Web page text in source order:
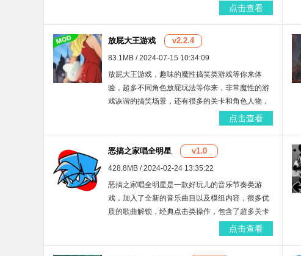
有着超多游戏道具可以免费使用，自由寻找线索解
点击查看
放屁大王游戏 v2.2.4
83.1MB / 2024-07-15 10:34:09
放屁大王游戏，趣味的魔性搞笑类游戏等你来体
验，超多不同角色放屁玩法等你来，非常魔性的游
戏诙谐的搞笑场景，还有很多的关卡和角色人物，
通过不同的方法，非常的恶搞有趣，让别人听不见
点击查看
恶搞之家唱全明星 v1.0
428.8MB / 2024-02-24 13:35:22
恶搞之家唱全明星是一款好玩儿的音乐节奏类游
戏，加入了全新的音乐曲目以及模组内容，很多优
质的歌曲解锁，经典点击类操作，包含了超多关卡
等你来挑战，恶搞的游戏剧情内容，有兴趣的朋友
点击查看